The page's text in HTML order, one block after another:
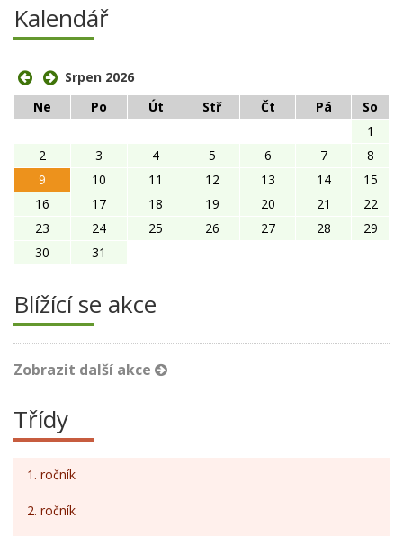
Kalendář
Srpen 2026
Ne
Po Út Stř Čt Pá
So
1
2
3 4 5 6 7
8
9
10 11 12 13 14
15
16
17 18 19 20 21
22
23
24 25 26 27 28
29
30
31
Blížící se akce
Zobrazit další akce
Třídy
1. ročník
2. ročník